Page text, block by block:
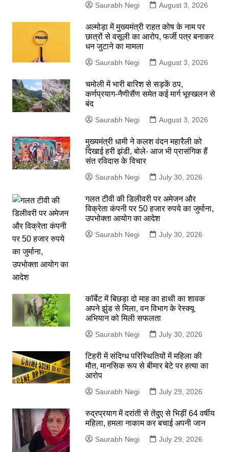
Saurabh Negi August 3, 2026
अल्मोड़ा में मुख्यमंत्री राहत कोष के नाम पर
छात्रों से वसूली का आरोप, फर्जी पत्र बनाकर
धन जुटाने का मामला
Saurabh Negi August 3, 2026
चमोली में भारी बारिश से सड़कें ठप,
कर्णप्रयाग-नैणीसैंण समेत कई मार्ग भूस्खलन से
बंद
Saurabh Negi August 3, 2026
मुख्यमंत्री धामी ने कलश वंदन महारैली को
दिखाई हरी झंडी, बोले- आज भी प्रासंगिक हैं
संत रविदास के विचार
Saurabh Negi July 30, 2026
गलत टीवी की डिलीवरी पर अमेजन और
विक्रेता कंपनी पर 50 हजार रुपये का जुर्माना,
उपभोक्ता आयोग का आदेश
Saurabh Negi July 30, 2026
कॉर्बेट में बिछड़ा दो माह का हाथी का शावक
अपने झुंड से मिला, वन विभाग के रेस्क्यू
अभियान को मिली सफलता
Saurabh Negi July 30, 2026
टिहरी में संदिग्ध परिस्थितियों में महिला की
मौत, मानसिक रूप से बीमार बेटे पर हत्या का
आरोप
Saurabh Negi July 29, 2026
रुद्रप्रयाग में दरांती से तेंदुए से भिड़ीं 64 वर्षीय
महिला, हमला नाकाम कर बचाई अपनी जान
Saurabh Negi July 29, 2026